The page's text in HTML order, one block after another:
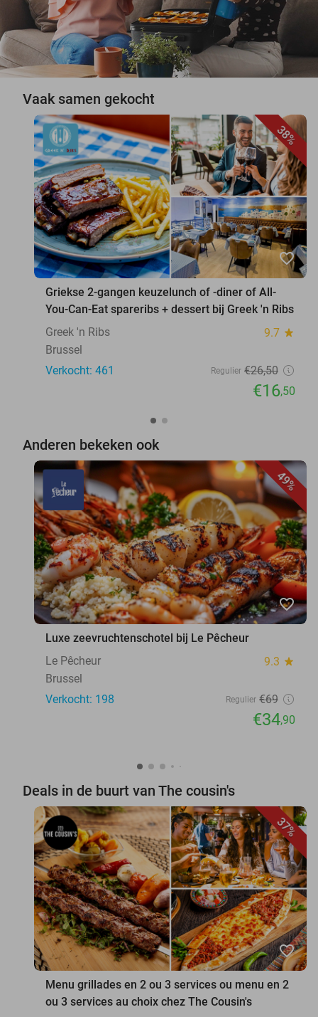
Vaak samen gekocht
38%
favorite_border
Griekse 2-gangen keuzelunch of -diner of All-
You-Can-Eat spareribs + dessert bij Greek 'n Ribs
Greek 'n Ribs
9.7 star
Brussel
Verkocht: 461
Regulier €26,50
€16,50
Anderen bekeken ook
49%
favorite_border
Luxe zeevruchtenschotel bij Le Pêcheur
Le Pêcheur
9.3 star
Brussel
Verkocht: 198
Regulier €69
€34,90
Deals in de buurt van The cousin's
37%
favorite_border
Menu grillades en 2 ou 3 services ou menu en 2
ou 3 services au choix chez The Cousin's